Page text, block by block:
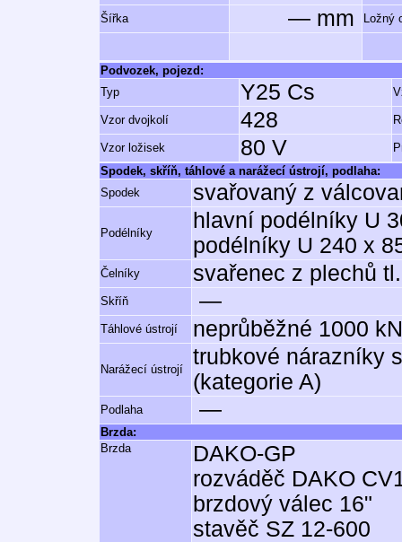
Šířka — mm Ložný
Podvozek, pojezd:
Typ
Y25 Cs
Vzor dvojkolí 428
Vzor ložisek 80 V
Spodek, skříň, táhlové a narážecí ústrojí, podlaha:
Spodek
svařovaný z
Podélníky
hlavní podélníky U
podélníky U 240 x
Čelníky svařenec z plechů
Skříň —
Táhlové ústrojí neprůběžné 1000
Narážecí ústrojí
trubkové nárazníky
(kategorie A)
Podlaha —
Brzda:
Brzda
DAKO-GP
rozváděč DAKO
brzdový válec 16"
stavěč SZ 12-600